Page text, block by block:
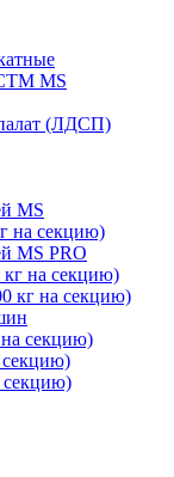
MS
(ЛДСП)
MS
на секцию)
MS PRO
кг на секцию)
кг на секцию)
секцию)
секцию)
секцию)